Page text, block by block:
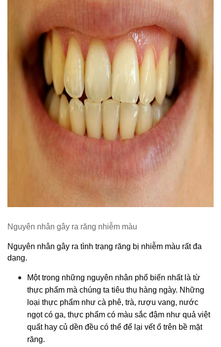
Nguyên nhân gây ra răng nhiễm màu
Nguyên nhân gây ra tình trạng răng bị nhiễm màu rất đa
dạng.
Một trong những nguyên nhân phổ biến nhất là từ
thực phẩm mà chúng ta tiêu thụ hàng ngày. Những
loại thực phẩm như cà phê, trà, rượu vang, nước
ngọt có ga, thực phẩm có màu sắc đậm như quả việt
quất hay củ dền đều có thể để lại vết ố trên bề mặt
răng.